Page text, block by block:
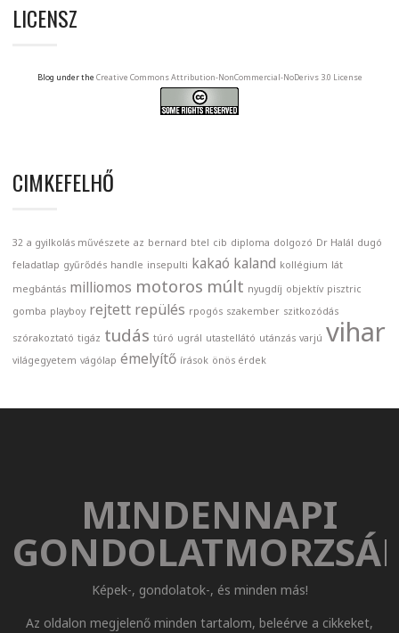
LICENSZ
Blog under the Creative Commons Attribution-NonCommercial-NoDerivs 3.0 License
CIMKEFELHŐ
32 a gyilkolás művészete az bernard btel cib diploma dolgozó Dr Halál dugó
feladatlap gyűrődés handle insepulti kakaó kaland kollégium lát
megbántás milliomos motoros múlt nyugdíj objektív pisztric
gomba playboy rejtett repülés rpogós szakember szitkozódás
szórakoztató tigáz tudás túró ugrál utastellátó utánzás varjú vihar
világegyetem vágólap émelyítő írások önös érdek
MINDENNAPI
Képek-, gondolatok-, és minden más!
Az oldalon megjelenő minden tartalom, beleérve a cikkeket,